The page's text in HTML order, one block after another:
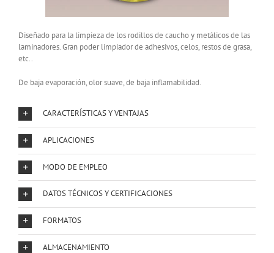
Diseñado para la limpieza de los rodillos de caucho y metálicos de las
laminadores. Gran poder limpiador de adhesivos, celos, restos de grasa,
etc..
De baja evaporación, olor suave, de baja inflamabilidad.
CARACTERÍSTICAS Y VENTAJAS
APLICACIONES
MODO DE EMPLEO
DATOS TÉCNICOS Y CERTIFICACIONES
FORMATOS
ALMACENAMIENTO